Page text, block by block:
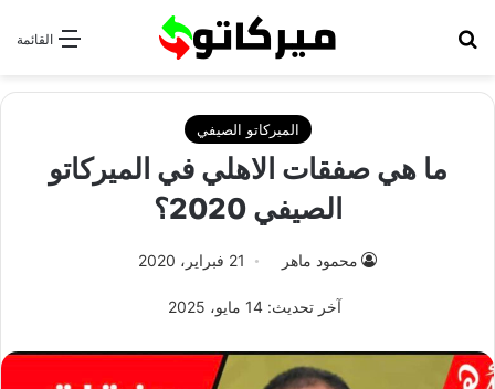
القائمة
الميركاتو الصيفي
ما هي صفقات الاهلي في الميركاتو
الصيفي 2020؟
محمود ماهر 21 فبراير، 2020
آخر تحديث: 14 مايو، 2025